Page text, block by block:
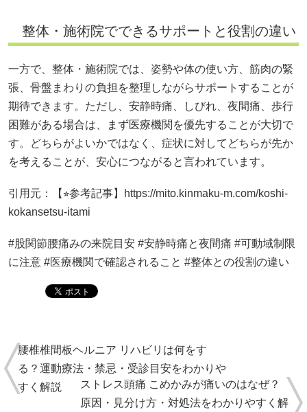
整体・施術院でできるサポートと役割の違い
一方で、整体・施術院では、姿勢や体の使い方、筋肉の緊
張、骨盤まわりの負担を整理しながらサポートすることが
期待できます。ただし、安静時痛、しびれ、夜間痛、歩行
困難がある場合は、まず医療機関を優先することが大切で
す。どちらがよいかではなく、症状に対してどちらが先か
を考えることが、安心につながると言われています。
引用元：【⭐︎参考記事】https://mito.kinmaku-m.com/koshi-
kokansetsu-itami
#股関節腰痛みの来院目安 #安静時痛と夜間痛 #可動域制限
に注意 #医療機関で確認されること #整体との役割の違い
腰椎椎間板ヘルニア リハビリは何をす
る？運動療法・禁忌・受診目安をわかりや
すく解説
ストレス頭痛 こめかみが痛いのはなぜ？
原因・見分け方・対処法をわかりやすく解